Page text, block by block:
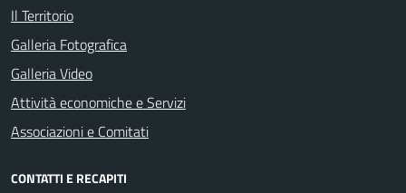
Il Territorio
Galleria Fotografica
Galleria Video
Attività economiche e Servizi
Associazioni e Comitati
CONTATTI E RECAPITI